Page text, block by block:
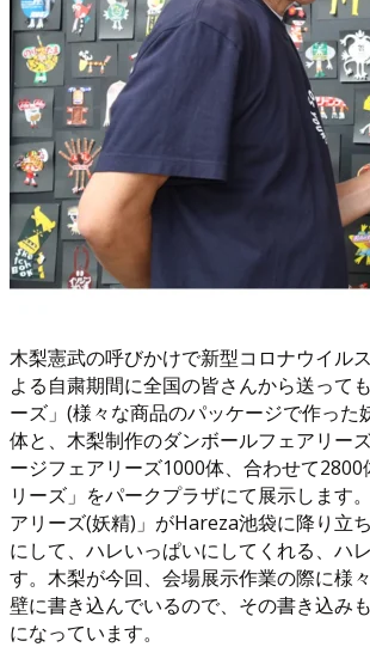
木梨憲武の呼びかけで新型コロナウイル
よる自粛期間に全国の皆さんから送って
ーズ」(様々な商品のパッケージで作った
体と、木梨制作のダンボールフェアリー
ージフェアリーズ1000体、合わせて2800
リーズ」をパークプラザにて展示します
アリーズ(妖精)」がHareza池袋に降り立
にして、ハレいっぱいにしてくれる、ハ
す。木梨が今回、会場展示作業の際に様
壁に書き込んでいるので、その書き込み
になっています。